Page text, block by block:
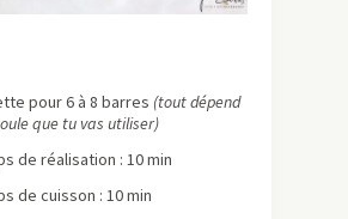
pour 6 à 8 barres (tout dépend
que tu vas utiliser)
de réalisation : 10 min
de cuisson : 10 min